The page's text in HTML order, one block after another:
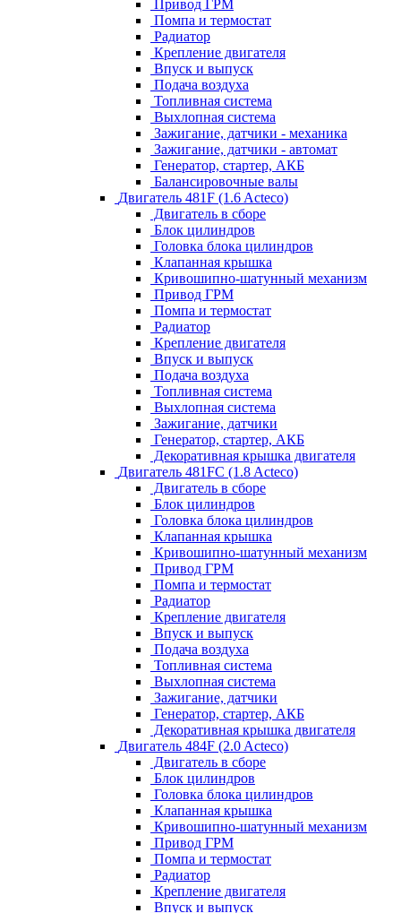
Привод ГРМ
Помпа и термостат
Радиатор
Крепление двигателя
Впуск и выпуск
Подача воздуха
Топливная система
Выхлопная система
Зажигание, датчики - механика
Зажигание, датчики - автомат
Генератор, стартер, АКБ
Балансировочные валы
Двигатель 481F (1.6 Acteco)
Двигатель в сборе
Блок цилиндров
Головка блока цилиндров
Клапанная крышка
Кривошипно-шатунный механизм
Привод ГРМ
Помпа и термостат
Радиатор
Крепление двигателя
Впуск и выпуск
Подача воздуха
Топливная система
Выхлопная система
Зажигание, датчики
Генератор, стартер, АКБ
Декоративная крышка двигателя
Двигатель 481FC (1.8 Acteco)
Двигатель в сборе
Блок цилиндров
Головка блока цилиндров
Клапанная крышка
Кривошипно-шатунный механизм
Привод ГРМ
Помпа и термостат
Радиатор
Крепление двигателя
Впуск и выпуск
Подача воздуха
Топливная система
Выхлопная система
Зажигание, датчики
Генератор, стартер, АКБ
Декоративная крышка двигателя
Двигатель 484F (2.0 Acteco)
Двигатель в сборе
Блок цилиндров
Головка блока цилиндров
Клапанная крышка
Кривошипно-шатунный механизм
Привод ГРМ
Помпа и термостат
Радиатор
Крепление двигателя
Впуск и выпуск